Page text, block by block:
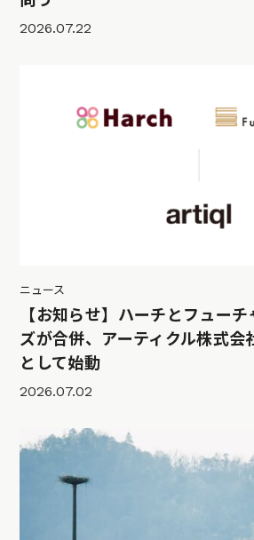
2026.07.22
ニュース
【お知らせ】ハーチとフュー
ズが合併、アーティクル株式
として始動
2026.07.02